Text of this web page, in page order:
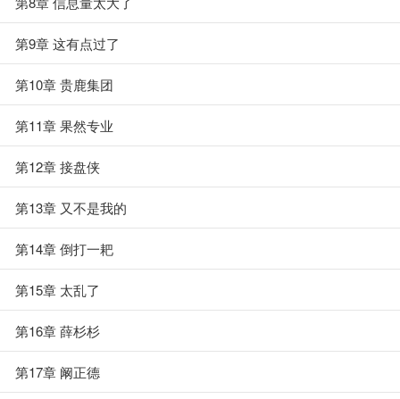
第9章 这有点过了
第10章 贵鹿集团
第11章 果然专业
第12章 接盘侠
第13章 又不是我的
第14章 倒打一耙
第15章 太乱了
第16章 薛杉杉
第17章 阚正德